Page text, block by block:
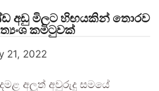
අඩු මිලට හිඟයකින් තොරව
කමිටුවක්
21, 2022
අලුත් අවුරුදු සමයේ